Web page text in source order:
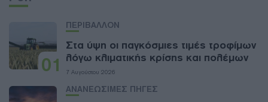
01
ΠΕΡΙΒΑΛΛΟΝ
Στα ύψη οι παγκόσμιες τιμές τροφίμων
λόγω κλιματικής κρίσης και πολέμων
7 Αυγούστου 2026
ΑΝΑΝΕΩΣΙΜΕΣ ΠΗΓΕΣ